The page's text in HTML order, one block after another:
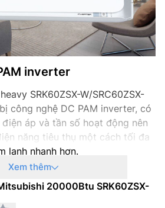
(lỏng/gas): 6.35/12.7 mm
inverter
heavy SRK60ZSX-W/SRC60ZSX-
công nghệ DC PAM inverter, có
áp và tần số hoạt động nên
năng tiêu thụ một cách tối đa
lạnh nhanh hơn.
Xem thêm
20000Btu SRK60ZSX-